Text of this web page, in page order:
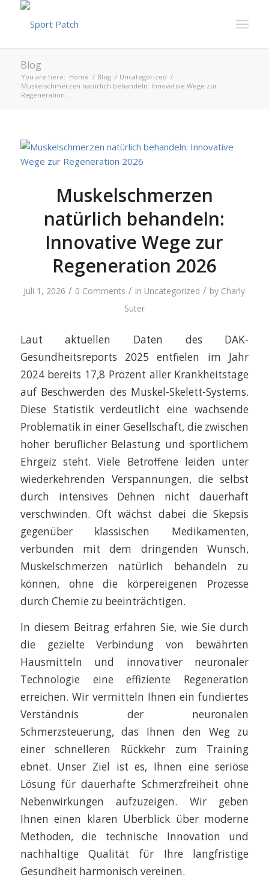
Blog
You are here: Home / Blog / Uncategorized /
Muskelschmerzen natürlich behandeln: Innovative Wege zur
Regeneration ...
Muskelschmerzen
natürlich behandeln:
Innovative Wege zur
Regeneration 2026
Juli 1, 2026 / 0 Comments / in Uncategorized / by Charly
Suter
Laut aktuellen Daten des DAK-
Gesundheitsreports 2025 entfielen im Jahr
2024 bereits 17,8 Prozent aller Krankheitstage
auf Beschwerden des Muskel-Skelett-Systems.
Diese Statistik verdeutlicht eine wachsende
Problematik in einer Gesellschaft, die zwischen
hoher beruflicher Belastung und sportlichem
Ehrgeiz steht. Viele Betroffene leiden unter
wiederkehrenden Verspannungen, die selbst
durch intensives Dehnen nicht dauerhaft
verschwinden. Oft wächst dabei die Skepsis
gegenüber klassischen Medikamenten,
verbunden mit dem dringenden Wunsch,
Muskelschmerzen natürlich behandeln zu
können, ohne die körpereigenen Prozesse
durch Chemie zu beeinträchtigen.
In diesem Beitrag erfahren Sie, wie Sie durch
die gezielte Verbindung von bewährten
Hausmitteln und innovativer neuronaler
Technologie eine effiziente Regeneration
erreichen. Wir vermitteln Ihnen ein fundiertes
Verständnis der neuronalen
Schmerzsteuerung, das Ihnen den Weg zu
einer schnelleren Rückkehr zum Training
ebnet. Unser Ziel ist es, Ihnen eine seriöse
Lösung für dauerhafte Schmerzfreiheit ohne
Nebenwirkungen aufzuzeigen. Wir geben
Ihnen einen klaren Überblick über moderne
Methoden, die technische Innovation und
nachhaltige Qualität für Ihre langfristige
Gesundheit harmonisch vereinen.